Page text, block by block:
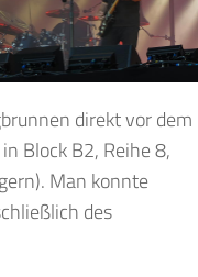
direkt vor dem
Block B2, Reihe 8,
Man konnte
des